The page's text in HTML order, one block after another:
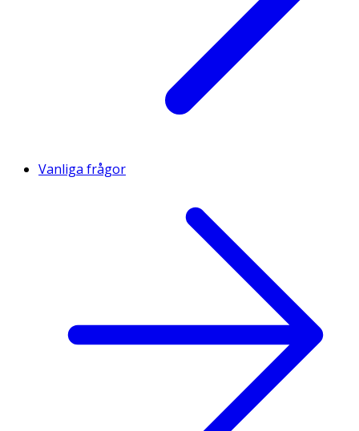
Vanliga frågor